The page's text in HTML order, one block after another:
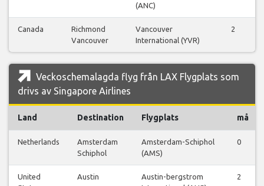
(ANC)
Canada
Richmond
Vancouver
Vancouver
International (YVR)
2
Veckoschemalagda flyg från LAX Flygplats som
drivs av Singapore Airlines
Land Destination Flygplats må
Netherlands
Amsterdam
Schiphol
Amsterdam-Schiphol
(AMS)
0
United
Austin
Austin-bergstrom
2